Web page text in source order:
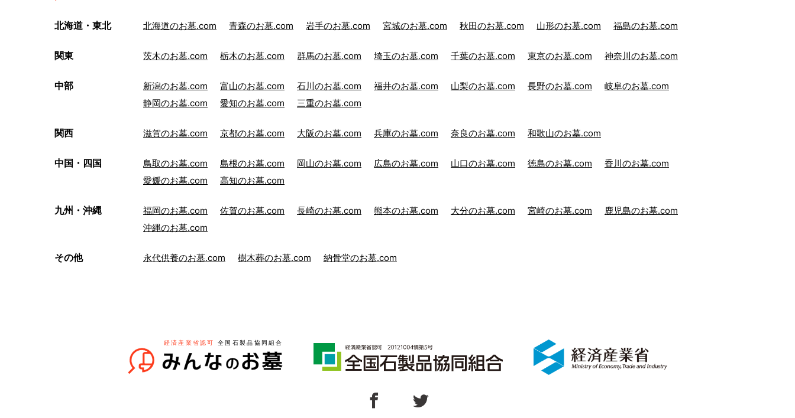
北海道・東北 北海道のお墓.com 青森のお墓.com 岩手のお墓.com 宮城のお墓.com 秋田のお墓.com 山形のお墓.com 福島のお墓.com
関東 茨木のお墓.com 栃木のお墓.com 群馬のお墓.com 埼玉のお墓.com 千葉のお墓.com 東京のお墓.com 神奈川のお墓.com
中部 新潟のお墓.com 富山のお墓.com 石川のお墓.com 福井のお墓.com 山梨のお墓.com 長野のお墓.com
岐阜のお墓.com
静岡のお墓.com
愛知のお墓.com 三重のお墓.com
関西 滋賀のお墓.com 京都のお墓.com 大阪のお墓.com 兵庫のお墓.com 奈良のお墓.com 和歌山のお墓.com
中国・四国 鳥取のお墓.com 島根のお墓.com 岡山のお墓.com 広島のお墓.com 山口のお墓.com 徳島のお墓.com
香川のお墓.com
愛媛のお墓.com
高知のお墓.com
九州・沖縄 福岡のお墓.com 佐賀のお墓.com 長崎のお墓.com 熊本のお墓.com 大分のお墓.com 宮崎のお墓.com
鹿児島のお墓.com
沖縄のお墓.com
その他 永代供養のお墓.com 樹木葬のお墓.com 納骨堂のお墓.com